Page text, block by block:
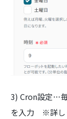
3) Cron設定…
を入力 ※詳し